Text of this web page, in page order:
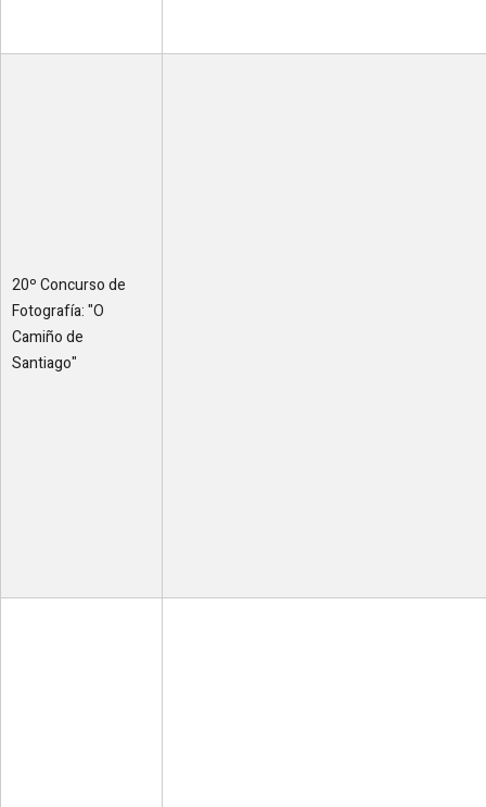
20º Concurso de
Fotografía: "O
Camiño de
Santiago"